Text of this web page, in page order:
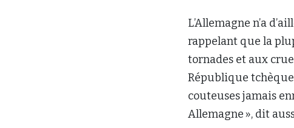
L’Allemagne n’a
rappelant que la
tornades et aux
République
couteuses jamais
Allemagne », dit